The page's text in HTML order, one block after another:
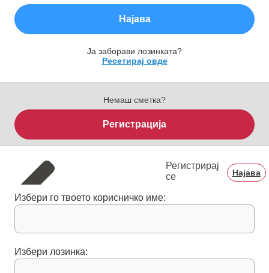
Најава
Ја заборави лозинката?
Ресетирај овде
Немаш сметка?
Регистрација
Регистрирај
се
Најава
Избери го твоето корисничко име:
Избери лозинка: